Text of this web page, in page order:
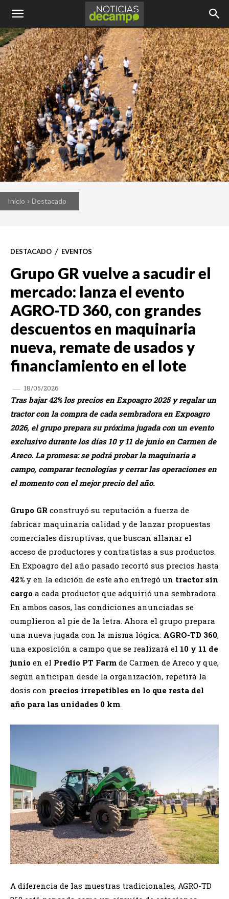
Inicio Destacado
DESTACADO EVENTOS
Grupo GR vuelve a sacudir el
mercado: lanza el evento
AGRO-TD 360, con grandes
descuentos en maquinaria
nueva, remate de usados y
financiamiento en el lote
18/05/2026
Tras bajar 42% los precios en Expoagro 2025 y regalar un
tractor con la compra de cada sembradora en Expoagro
2026, el grupo prepara su próxima jugada con un evento
exclusivo durante los días 10 y 11 de junio en Carmen de
Areco. La promesa: se podrá probar la maquinaria a
campo, comparar tecnologías y cerrar las operaciones en
el momento con el mejor precio del año.
Grupo GR construyó su reputación a fuerza de
fabricar maquinaria calidad y de lanzar propuestas
comerciales disruptivas, que buscan allanar el
acceso de productores y contratistas a sus productos.
En Expoagro del año pasado recortó sus precios hasta
42% y en la edición de este año entregó un tractor sin
cargo a cada productor que adquirió una sembradora.
En ambos casos, las condiciones anunciadas se
cumplieron al pie de la letra. Ahora el grupo prepara
una nueva jugada con la misma lógica: AGRO-TD 360,
una exposición a campo que se realizará el 10 y 11 de
junio en el Predio PT Farm de Carmen de Areco y que,
según anticipan desde la organización, repetirá la
dosis con precios irrepetibles en lo que resta del
año para las unidades 0 km.
A diferencia de las muestras tradicionales, AGRO-TD